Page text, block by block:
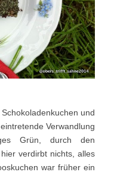
und
Verwandlung
Grün, durch den
verdirbt nichts, alles
war früher ein